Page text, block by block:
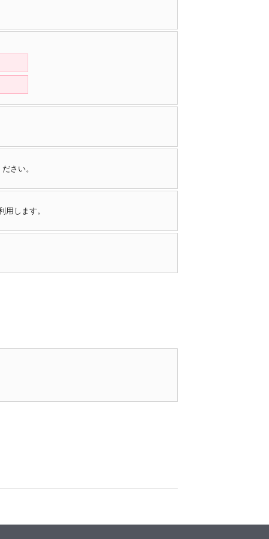
さい。
用します。